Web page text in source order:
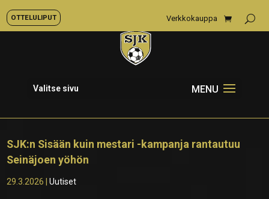
OTTELULIPUT Verkkokauppa
Valitse sivu
SJK:n Sisään kuin mestari -kampanja rantautuu
Seinäjoen yöhön
29.3.2026 |Uutiset